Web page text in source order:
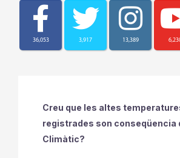
36,053 3,917 13,389
Creu que les altes
registrades son conseqüencia
Climàtic?